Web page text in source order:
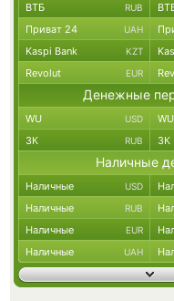
ВТБ RUB
Приват 24 UAH
Kaspi Bank KZT
Revolut EUR
Денежные
WU USD WU
ЗК RUB ЗК
Наличные
Наличные USD
Наличные RUB
Наличные EUR
Наличные UAH